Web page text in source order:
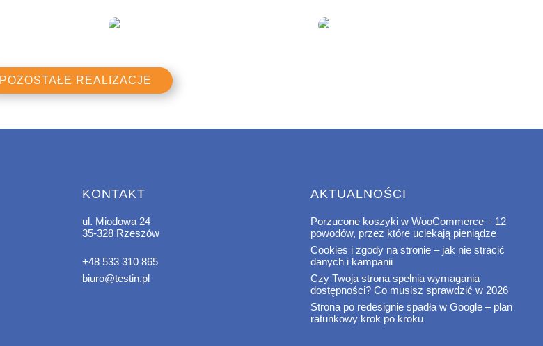
POZOSTAŁE REALIZACJE
KONTAKT
ul. Miodowa 24
35-328 Rzeszów
+48 533 310 865
biuro@testin.pl
AKTUALNOŚCI
Porzucone koszyki w WooCommerce – 12
powodów, przez które uciekają pieniądze
Cookies i zgody na stronie – jak nie stracić
danych i kampanii
Czy Twoja strona spełnia wymagania
dostępności? Co musisz sprawdzić w 2026
Strona po redesignie spadła w Google – plan
ratunkowy krok po kroku